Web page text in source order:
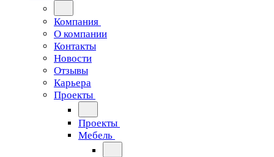
Компания
О компании
Контакты
Новости
Отзывы
Карьера
Проекты
Проекты
Мебель